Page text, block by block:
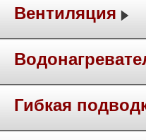
Вентиляция
Гибкая